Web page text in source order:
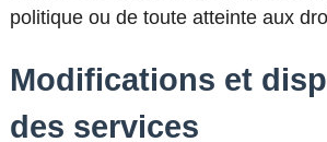
politique ou de toute atteinte aux
Modifications et
des services